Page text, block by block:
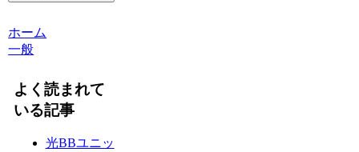
ホーム
一般
よく読まれて
いる記事
光BBユニッ